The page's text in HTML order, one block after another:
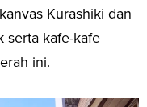
Kurashiki dan
serta kafe-kafe
ini.